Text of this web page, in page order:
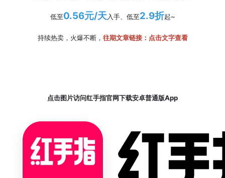
低至0.56元/天入手、低至2.9折起~
持续热卖，火爆不断， 往期文章链接： 点击文字查看
点击图片访问红手指官网下载安卓普通版App